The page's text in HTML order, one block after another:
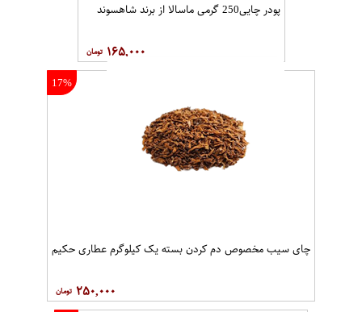
پودر چایی250 گرمی ماسالا از برند شاهسوند
۱۶۵,۰۰۰
17%
چای سیب مخصوص دم کردن بسته یک کیلوگرم عطاری حکیم
۲۵۰,۰۰۰